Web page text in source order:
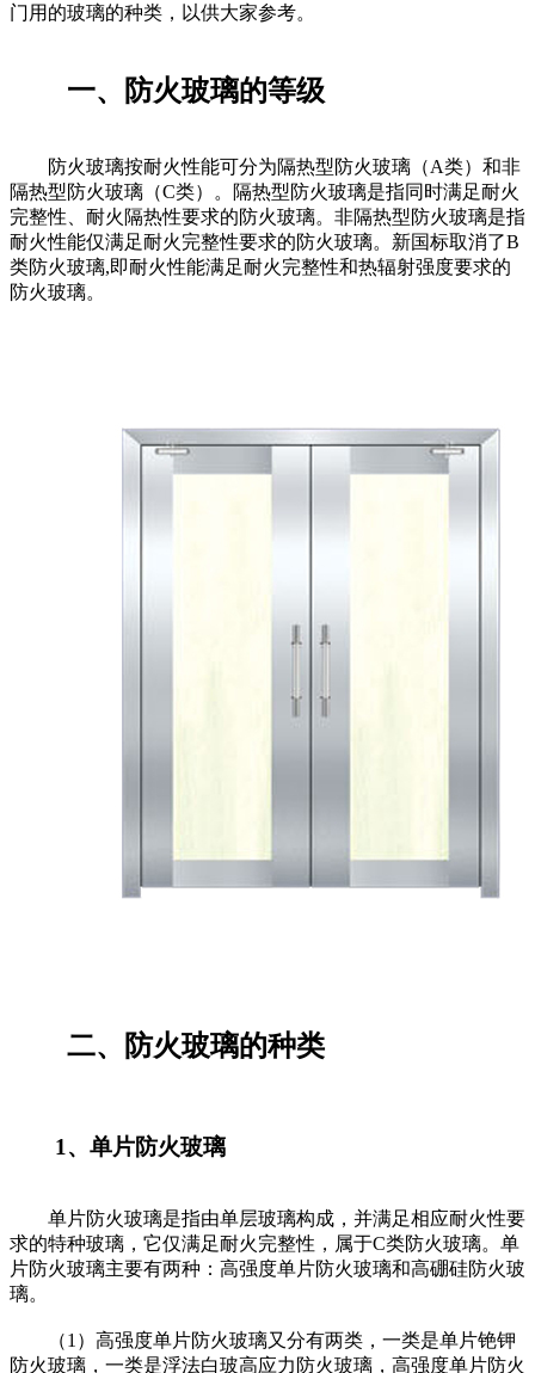
门用的玻璃的种类，以供大家参考。
一、防火玻璃的等级
防火玻璃按耐火性能可分为隔热型防火玻璃（A类）和非
隔热型防火玻璃（C类）。隔热型防火玻璃是指同时满足耐火
完整性、耐火隔热性要求的防火玻璃。非隔热型防火玻璃是指
耐火性能仅满足耐火完整性要求的防火玻璃。新国标取消了B
类防火玻璃,即耐火性能满足耐火完整性和热辐射强度要求的
防火玻璃。
二、防火玻璃的种类
1、单片防火玻璃
单片防火玻璃是指由单层玻璃构成，并满足相应耐火性要
求的特种玻璃，它仅满足耐火完整性，属于C类防火玻璃。单
片防火玻璃主要有两种：高强度单片防火玻璃和高硼硅防火玻
璃。
（1）高强度单片防火玻璃又分有两类，一类是单片铯钾
防火玻璃，一类是浮法白玻高应力防火玻璃，高强度单片防火